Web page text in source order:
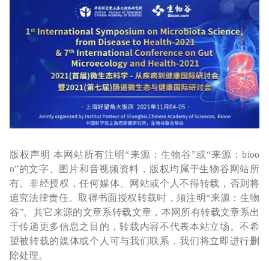
版权声明 本网站所有注明“来源：生物谷”或“来源：bioo
n”的文字、图片和音视频资料，版权均属于生物谷网站所
有。非经授权，任何媒体、网站或个人不得转载，否则将
追究法律责任。取得书面授权转载时，须注明“来源：生物
谷”。其它来源的文章系转载文章，本网所有转载文章系出
于传递更多信息之目的，转载内容不代表本站立场。不希
望被转载的媒体或个人可与我们联系，我们将立即进行删
除处理。